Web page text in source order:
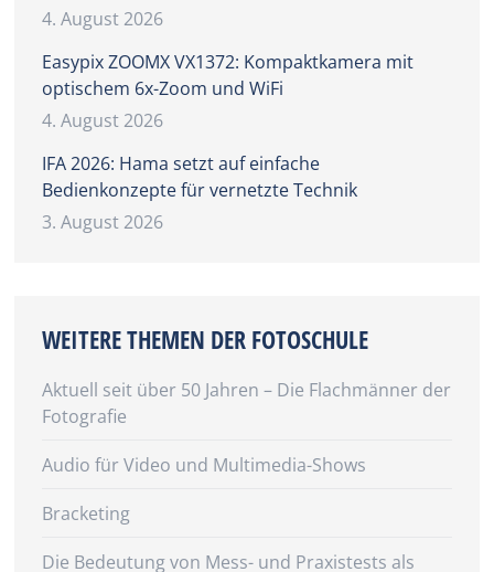
4. August 2026
Easypix ZOOMX VX1372: Kompaktkamera mit
optischem 6x-Zoom und WiFi
4. August 2026
IFA 2026: Hama setzt auf einfache
Bedienkonzepte für vernetzte Technik
3. August 2026
WEITERE THEMEN DER FOTOSCHULE
Aktuell seit über 50 Jahren – Die Flachmänner der
Fotografie
Audio für Video und Multimedia-Shows
Bracketing
Die Bedeutung von Mess- und Praxistests als